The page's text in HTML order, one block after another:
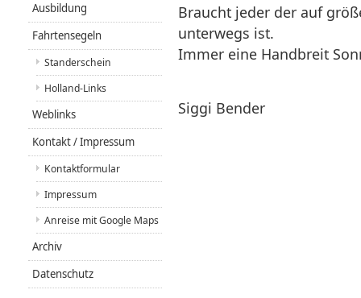
Braucht jeder der auf
unterwegs ist.
Immer eine Handbreit
Siggi Bender
Ausbildung
Fahrtensegeln
Standerschein
Holland-Links
Weblinks
Kontakt / Impressum
Kontaktformular
Impressum
Anreise mit Google Maps
Archiv
Datenschutz